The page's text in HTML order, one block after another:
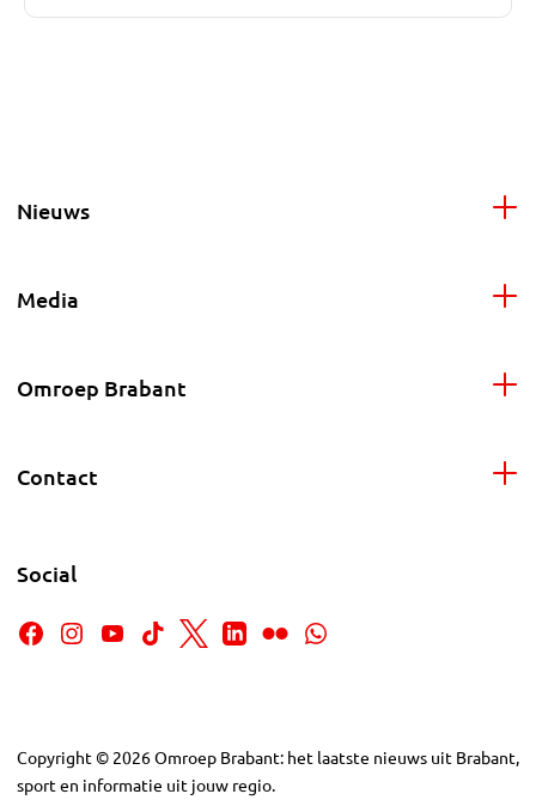
Nieuws
Media
Omroep Brabant
Contact
Social
Copyright © 2026Omroep Brabant: het laatste nieuws uit Brabant,
sport en informatie uit jouw regio.